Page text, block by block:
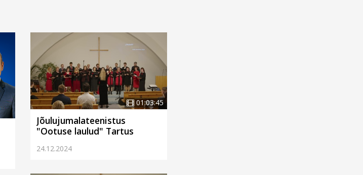
01:03:45
Jõulujumalateenistus
"Ootuse laulud" Tartus
24.12.2024